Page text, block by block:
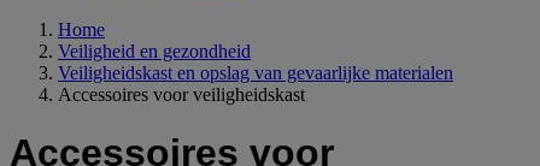
Home
Veiligheid en gezondheid
Veiligheidskast en opslag van gevaarlijke materialen
Accessoires voor veiligheidskast
Accessoires voor